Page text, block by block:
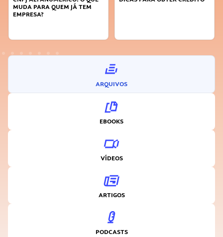
PARA QUEM JÁ TEM
ARQUIVOS
EBOOKS
VÍDEOS
ARTIGOS
PODCASTS